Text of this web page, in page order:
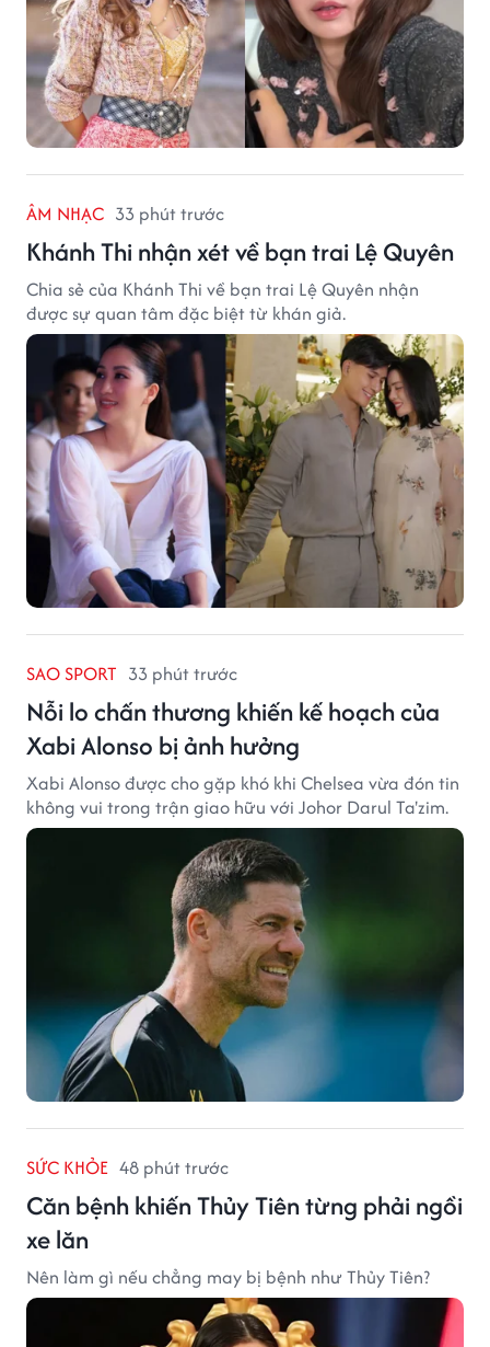
ÂM NHẠC 33 phút trước
Khánh Thi nhận xét về bạn trai Lệ Quyên
Chia sẻ của Khánh Thi về bạn trai Lệ Quyên nhận
được sự quan tâm đặc biệt từ khán giả.
SAO SPORT 33 phút trước
Nỗi lo chấn thương khiến kế hoạch của
Xabi Alonso bị ảnh hưởng
Xabi Alonso được cho gặp khó khi Chelsea vừa đón tin
không vui trong trận giao hữu với Johor Darul Ta'zim.
SỨC KHỎE 48 phút trước
Căn bệnh khiến Thủy Tiên từng phải ngồi
xe lăn
Nên làm gì nếu chẳng may bị bệnh như Thủy Tiên?